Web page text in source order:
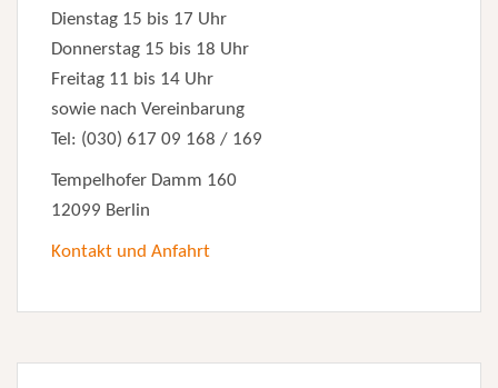
Dienstag 15 bis 17 Uhr
Donnerstag 15 bis 18 Uhr
Freitag 11 bis 14 Uhr
sowie nach Vereinbarung
Tel: (030) 617 09 168 / 169
Tempelhofer Damm 160
12099 Berlin
Kontakt und Anfahrt